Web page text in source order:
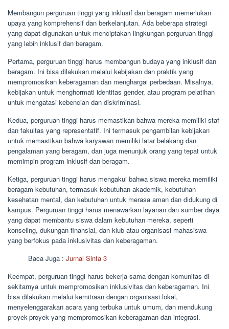
Membangun perguruan tinggi yang inklusif dan beragam memerlukan
upaya yang komprehensif dan berkelanjutan. Ada beberapa strategi
yang dapat digunakan untuk menciptakan lingkungan perguruan tinggi
yang lebih inklusif dan beragam.
Pertama, perguruan tinggi harus membangun budaya yang inklusif dan
beragam. Ini bisa dilakukan melalui kebijakan dan praktik yang
mempromosikan keberagaman dan menghargai perbedaan. Misalnya,
kebijakan untuk menghormati identitas gender, atau program pelatihan
untuk mengatasi kebencian dan diskriminasi.
Kedua, perguruan tinggi harus memastikan bahwa mereka memiliki staf
dan fakultas yang representatif. Ini termasuk pengambilan kebijakan
untuk memastikan bahwa karyawan memiliki latar belakang dan
pengalaman yang beragam, dan juga menunjuk orang yang tepat untuk
memimpin program inklusif dan beragam.
Ketiga, perguruan tinggi harus mengakui bahwa siswa mereka memiliki
beragam kebutuhan, termasuk kebutuhan akademik, kebutuhan
kesehatan mental, dan kebutuhan untuk merasa aman dan didukung di
kampus. Perguruan tinggi harus menawarkan layanan dan sumber daya
yang dapat membantu siswa dalam kebutuhan mereka, seperti
konseling, dukungan finansial, dan klub atau organisasi mahasiswa
yang berfokus pada inklusivitas dan keberagaman.
Baca Juga : Jurnal Sinta 3
Keempat, perguruan tinggi harus bekerja sama dengan komunitas di
sekitarnya untuk mempromosikan inklusivitas dan keberagaman. Ini
bisa dilakukan melalui kemitraan dengan organisasi lokal,
menyelenggarakan acara yang terbuka untuk umum, dan mendukung
proyek-proyek yang mempromosikan keberagaman dan integrasi.